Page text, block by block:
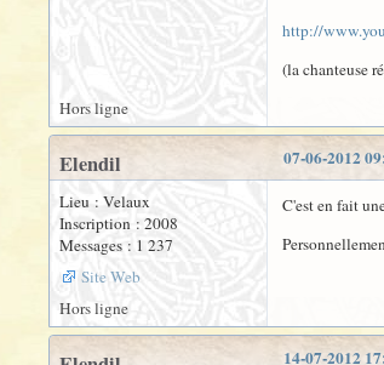
http://
(la chanteuse
Hors ligne
07-06-2012
Elendil
Lieu : Velaux
Inscription : 2008
Messages : 1 237
Site Web
C'est en fait
Hors ligne
14-07-2012